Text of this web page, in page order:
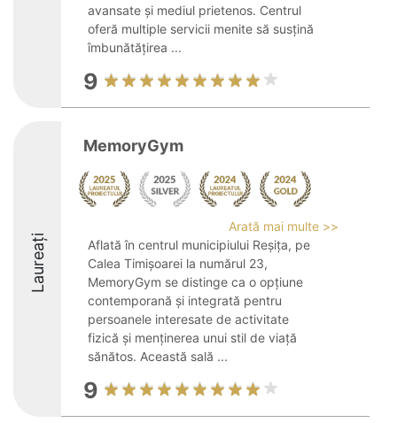
avansate și mediul prietenos. Centrul
oferă multiple servicii menite să susțină
îmbunătățirea ...
9
Laureați
MemoryGym
Arată mai multe >>
Aflată în centrul municipiului Reșița, pe
Calea Timișoarei la numărul 23,
MemoryGym se distinge ca o opțiune
contemporană și integrată pentru
persoanele interesate de activitate
fizică și menținerea unui stil de viață
sănătos. Această sală ...
9